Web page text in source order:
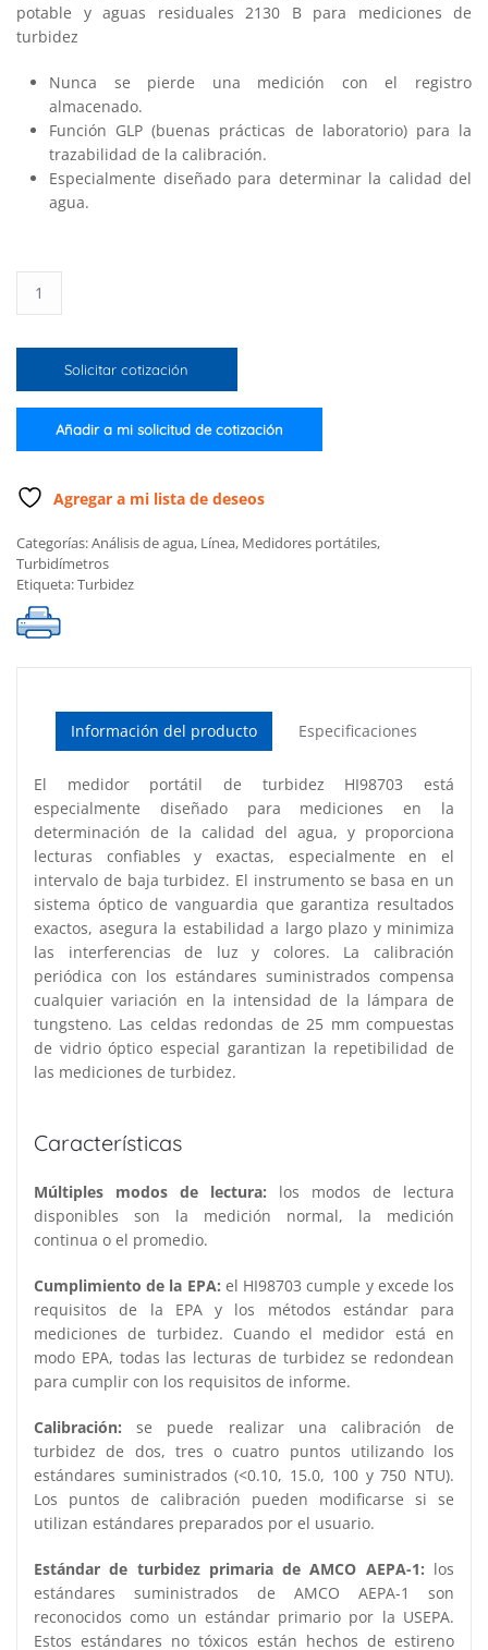
potable y aguas residuales 2130 B para mediciones de
turbidez
Nunca se pierde una medición con el registro
almacenado.
Función GLP (buenas prácticas de laboratorio) para la
trazabilidad de la calibración.
Especialmente diseñado para determinar la calidad del
agua.
portátil
turbidez
cantidadSolicitar cotización
Añadir a mi solicitud de cotización
Agregar a mi lista de deseos
Categorías:Análisis de agua, Línea, Medidores portátiles,
Turbidímetros
Etiqueta:Turbidez
Información del producto Especificaciones
El medidor portátil de turbidez HI98703 está
especialmente diseñado para mediciones en la
determinación de la calidad del agua, y proporciona
lecturas confiables y exactas, especialmente en el
intervalo de baja turbidez. El instrumento se basa en un
sistema óptico de vanguardia que garantiza resultados
exactos, asegura la estabilidad a largo plazo y minimiza
las interferencias de luz y colores. La calibración
periódica con los estándares suministrados compensa
cualquier variación en la intensidad de la lámpara de
tungsteno. Las celdas redondas de 25 mm compuestas
de vidrio óptico especial garantizan la repetibilidad de
las mediciones de turbidez.
Características
Múltiples modos de lectura: los modos de lectura
disponibles son la medición normal, la medición
continua o el promedio.
Cumplimiento de la EPA: el HI98703 cumple y excede los
requisitos de la EPA y los métodos estándar para
mediciones de turbidez. Cuando el medidor está en
modo EPA, todas las lecturas de turbidez se redondean
para cumplir con los requisitos de informe.
Calibración: se puede realizar una calibración de
turbidez de dos, tres o cuatro puntos utilizando los
estándares suministrados (<0.10, 15.0, 100 y 750 NTU).
Los puntos de calibración pueden modificarse si se
utilizan estándares preparados por el usuario.
Estándar de turbidez primaria de AMCO AEPA-1: los
estándares suministrados de AMCO AEPA-1 son
reconocidos como un estándar primario por la USEPA.
Estos estándares no tóxicos están hechos de estireno